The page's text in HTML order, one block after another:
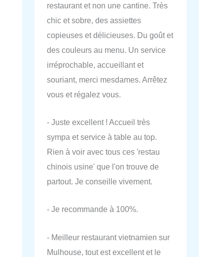
restaurant et non une cantine. Très
chic et sobre, des assiettes
copieuses et délicieuses. Du goût et
des couleurs au menu. Un service
irréprochable, accueillant et
souriant, merci mesdames. Arrêtez
vous et régalez vous.
- Juste excellent ! Accueil très
sympa et service à table au top.
Rien à voir avec tous ces 'restau
chinois usine' que l'on trouve de
partout. Je conseille vivement.
- Je recommande à 100%.
- Meilleur restaurant vietnamien sur
Mulhouse, tout est excellent et le